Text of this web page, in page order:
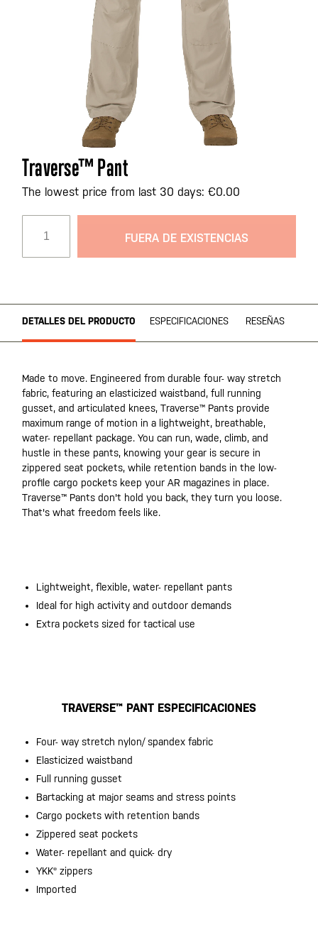
Saltar
comienzo
galería
de
Traverse™ Pant
The lowest price from last 30 days: €0.00
FUERA DE EXISTENCIAS
DETALLES DEL PRODUCTO ESPECIFICACIONES RESEÑAS
Made to move. Engineered from durable four- way stretch
fabric, featuring an elasticized waistband, full running
gusset, and articulated knees, Traverse™ Pants provide
maximum range of motion in a lightweight, breathable,
water- repellant package. You can run, wade, climb, and
hustle in these pants, knowing your gear is secure in
zippered seat pockets, while retention bands in the low-
profile cargo pockets keep your AR magazines in place.
Traverse™ Pants don't hold you back, they turn you loose.
That's what freedom feels like.
Lightweight, flexible, water- repellant pants
Ideal for high activity and outdoor demands
Extra pockets sized for tactical use
TRAVERSE™ PANT ESPECIFICACIONES
Four- way stretch nylon/ spandex fabric
Elasticized waistband
Full running gusset
Bartacking at major seams and stress points
Cargo pockets with retention bands
Zippered seat pockets
Water- repellant and quick- dry
YKK® zippers
Imported